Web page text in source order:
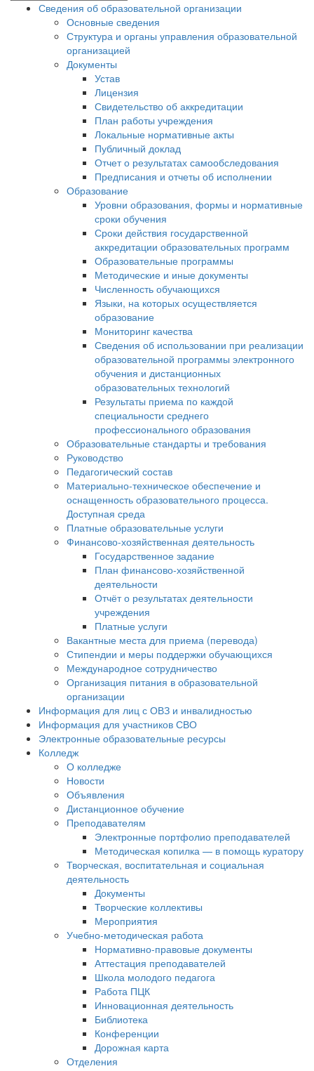
Сведения об образовательной организации
Основные сведения
Структура и органы управления образовательной
организацией
Документы
Устав
Лицензия
Свидетельство об аккредитации
План работы учреждения
Локальные нормативные акты
Публичный доклад
Отчет о результатах самообследования
Предписания и отчеты об исполнении
Образование
Уровни образования, формы и нормативные
сроки обучения
Сроки действия государственной
аккредитации образовательных программ
Образовательные программы
Методические и иные документы
Численность обучающихся
Языки, на которых осуществляется
образование
Мониторинг качества
Сведения об использовании при реализации
образовательной программы электронного
обучения и дистанционных
образовательных технологий
Результаты приема по каждой
специальности среднего
профессионального образования
Образовательные стандарты и требования
Руководство
Педагогический состав
Материально-техническое обеспечение и
оснащенность образовательного процесса.
Доступная среда
Платные образовательные услуги
Финансово-хозяйственная деятельность
Государственное задание
План финансово-хозяйственной
деятельности
Отчёт о результатах деятельности
учреждения
Платные услуги
Вакантные места для приема (перевода)
Стипендии и меры поддержки обучающихся
Международное сотрудничество
Организация питания в образовательной
организации
Информация для лиц с ОВЗ и инвалидностью
Информация для участников СВО
Электронные образовательные ресурсы
Колледж
О колледже
Новости
Объявления
Дистанционное обучение
Преподавателям
Электронные портфолио преподавателей
Методическая копилка — в помощь куратору
Творческая, воспитательная и социальная
деятельность
Документы
Творческие коллективы
Мероприятия
Учебно-методическая работа
Нормативно-правовые документы
Аттестация преподавателей
Школа молодого педагога
Работа ПЦК
Инновационная деятельность
Библиотека
Конференции
Дорожная карта
Отделения